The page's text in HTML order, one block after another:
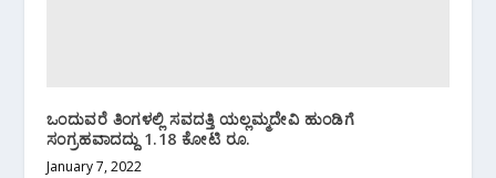
ಒಂದುವರೆ ತಿಂಗಳಲ್ಲಿ ಸವದತ್ತಿ ಯಲ್ಲಮ್ಮದೇವಿ ಹುಂಡಿಗೆ
ಸಂಗ್ರಹವಾದದ್ದು 1.18 ಕೋಟಿ ರೂ.
January 7, 2022